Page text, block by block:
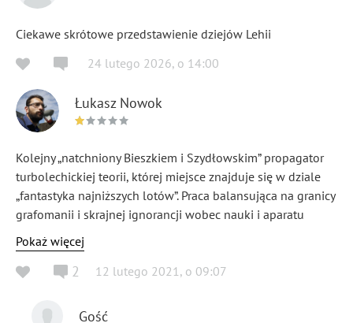
Ciekawe skrótowe przedstawienie dziejów Lehii
24 lutego 2026, o 14:00
Łukasz Nowok
Kolejny „natchniony Bieszkiem i Szydłowskim” propagator
turbolechickiej teorii, której miejsce znajduje się w dziale
„fantastyka najniższych lotów”. Praca balansująca na granicy
grafomanii i skrajnej ignorancji wobec nauki i aparatu
naukowego historyka.
Pokaż więcej
2 12 lutego 2021 , o 09:07
Gość